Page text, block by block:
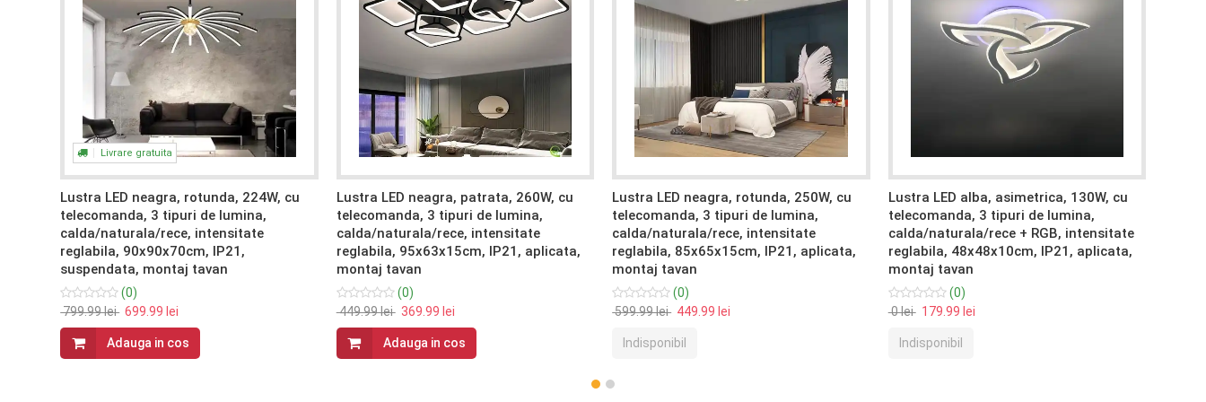
Livrare gratuita
Lustra LED neagra, rotunda, 224W, cu
telecomanda, 3 tipuri de lumina,
calda/naturala/rece, intensitate
reglabila, 90x90x70cm, IP21,
suspendata, montaj tavan
(0)
799.99 lei 699.99 lei
Adauga in cos
Lustra LED neagra, patrata, 260W, cu
telecomanda, 3 tipuri de lumina,
calda/naturala/rece, intensitate
reglabila, 95x63x15cm, IP21, aplicata,
montaj tavan
(0)
449.99 lei 369.99 lei
Adauga in cos
Lustra LED neagra, rotunda, 250W, cu
telecomanda, 3 tipuri de lumina,
calda/naturala/rece, intensitate
reglabila, 85x65x15cm, IP21, aplicata,
montaj tavan
(0)
599.99 lei 449.99 lei
Indisponibil
Lustra LED alba, asimetrica, 130W, cu
telecomanda, 3 tipuri de lumina,
calda/naturala/rece + RGB, intensitate
reglabila, 48x48x10cm, IP21, aplicata,
montaj tavan
(0)
0 lei 179.99 lei
Indisponibil